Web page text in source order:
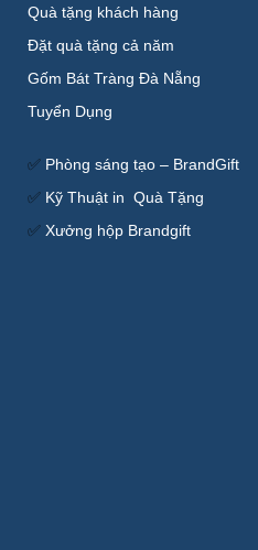
Quà tặng khách hàng
Đặt quà tặng cả năm
Gốm Bát Tràng Đà Nẵng
Tuyển Dụng
✅ Phòng sáng tạo – BrandGift
✅ Kỹ Thuật in Quà Tặng
✅ Xưởng hộp Brandgift